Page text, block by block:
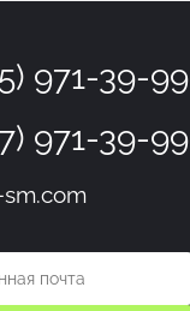
971-39-99
971-39-99